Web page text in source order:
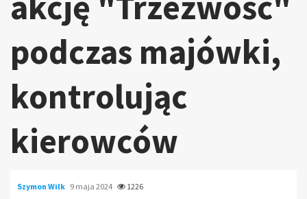
podczas majówki,
kontrolując
kierowców
Szymon Wilk 9 maja 2024 1226